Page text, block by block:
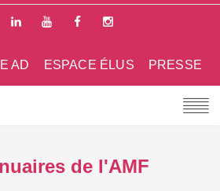
PRESSE
ESPACE ÉLUS
AD
de l'AMF